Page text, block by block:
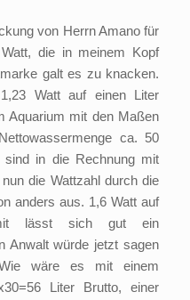
von Herrn Amano für
die in meinem Kopf
galt es zu knacken.
Watt auf einen Liter
Aquarium mit den Maßen
ca. 50
in die Rechnung mit
die Wattzahl durch die
anders aus. 1,6 Watt auf
lässt sich gut ein
Anwalt würde jetzt sagen
wäre es mit einem
Liter Brutto, einer